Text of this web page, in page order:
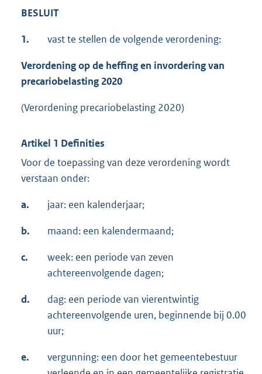
BESLUIT
1. vast te stellen de volgende verordening:
Verordening op de heffing en invordering van
precariobelasting 2020
(Verordening precariobelasting 2020)
Artikel 1 Definities
Voor de toepassing van deze verordening wordt
verstaan onder:
a. jaar: een kalenderjaar;
b. maand: een kalendermaand;
c.
week: een periode van zeven
achtereenvolgende dagen;
d.
dag: een periode van vierentwintig
achtereenvolgende uren, beginnende bij 0.00
uur;
e.
vergunning: een door het gemeentebestuur